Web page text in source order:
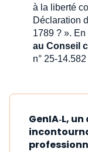
à la liberté
Déclaration
1789 ? ».
au Conseil
n° 25-
GenIA‑L,